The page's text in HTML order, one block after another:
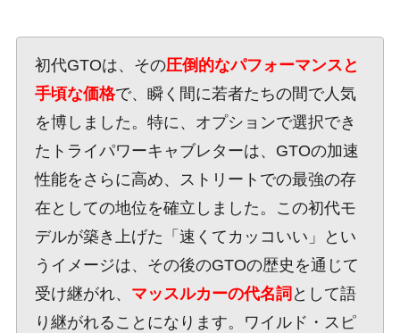
初代GTOは、その圧倒的なパフォーマンスと
手頃な価格で、瞬く間に若者たちの間で人気
を博しました。特に、オプションで選択でき
たトライパワーキャブレターは、GTOの加速
性能をさらに高め、ストリートでの最強の存
在としての地位を確立しました。この初代モ
デルが築き上げた「速くてカッコいい」とい
うイメージは、その後のGTOの歴史を通じて
受け継がれ、 マッスルカーの代名詞 として語
り継がれることになります。ワイルド・スピ